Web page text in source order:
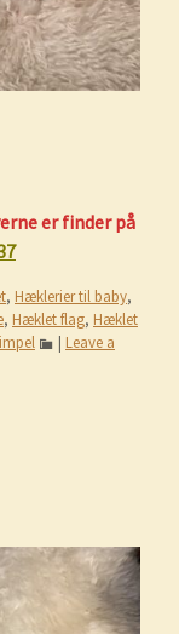
er finder på
, Hæklerier til baby,
, Hæklet flag, Hæklet
| Leave a